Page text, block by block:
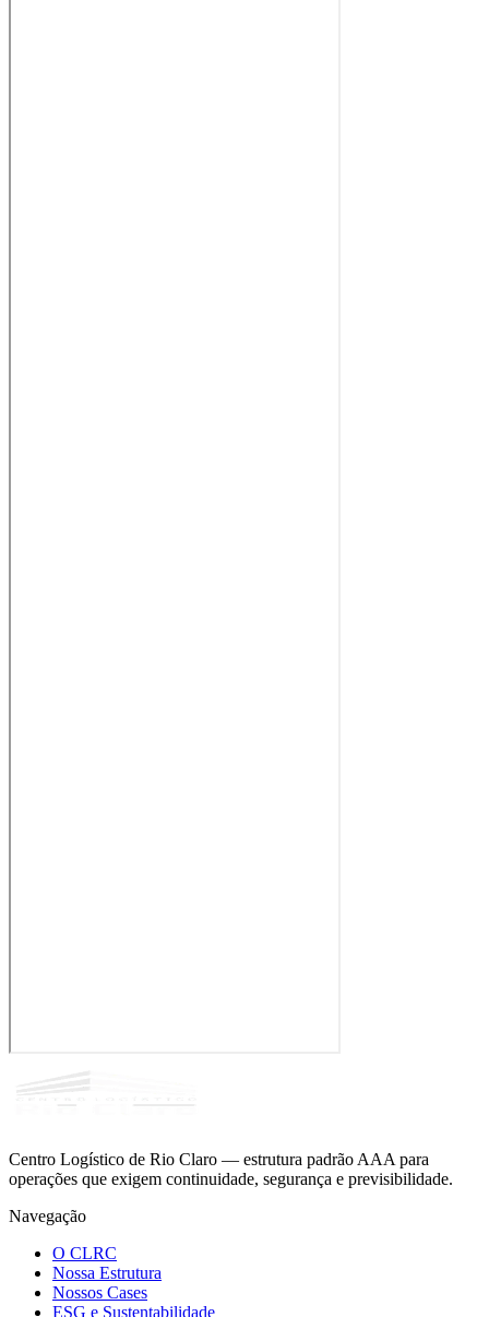
Centro Logístico de Rio Claro — estrutura padrão AAA para
operações que exigem continuidade, segurança e previsibilidade.
Navegação
O CLRC
Nossa Estrutura
Nossos Cases
ESG e Sustentabilidade